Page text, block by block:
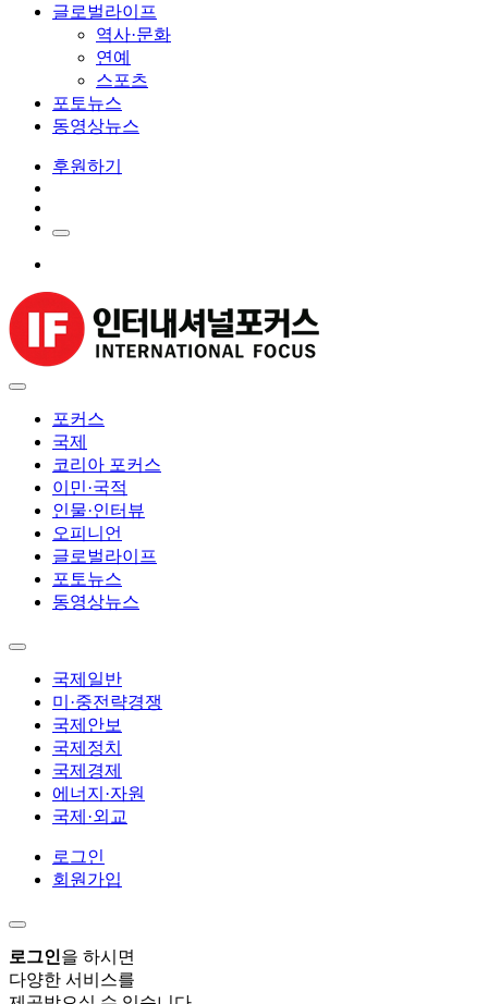
글로벌라이프
역사·문화
연예
스포츠
포토뉴스
동영상뉴스
후원하기
포커스
국제
코리아 포커스
이민·국적
인물·인터뷰
오피니언
글로벌라이프
포토뉴스
동영상뉴스
국제일반
미·중전략경쟁
국제안보
국제정치
국제경제
에너지·자원
국제·외교
로그인
회원가입
로그인을 하시면
다양한 서비스를